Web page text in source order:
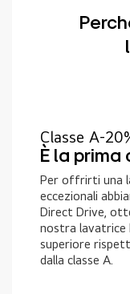
Classe A-
È la
Per offrirti una
eccezionali
Direct Drive,
nostra lavatrice
superiore
dalla classe A.